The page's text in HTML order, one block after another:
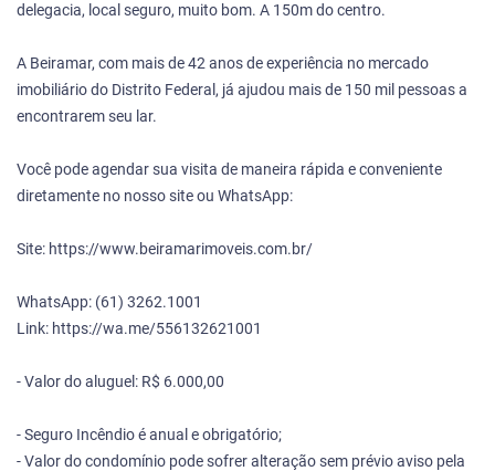
delegacia, local seguro, muito bom. A 150m do centro.
A Beiramar, com mais de 42 anos de experiência no mercado
imobiliário do Distrito Federal, já ajudou mais de 150 mil pessoas a
encontrarem seu lar.
Você pode agendar sua visita de maneira rápida e conveniente
diretamente no nosso site ou WhatsApp:
Site: https://www.beiramarimoveis.com.br/
WhatsApp: (61) 3262.1001
Link: https://wa.me/556132621001
- Valor do aluguel: R$ 6.000,00
- Seguro Incêndio é anual e obrigatório;
- Valor do condomínio pode sofrer alteração sem prévio aviso pela